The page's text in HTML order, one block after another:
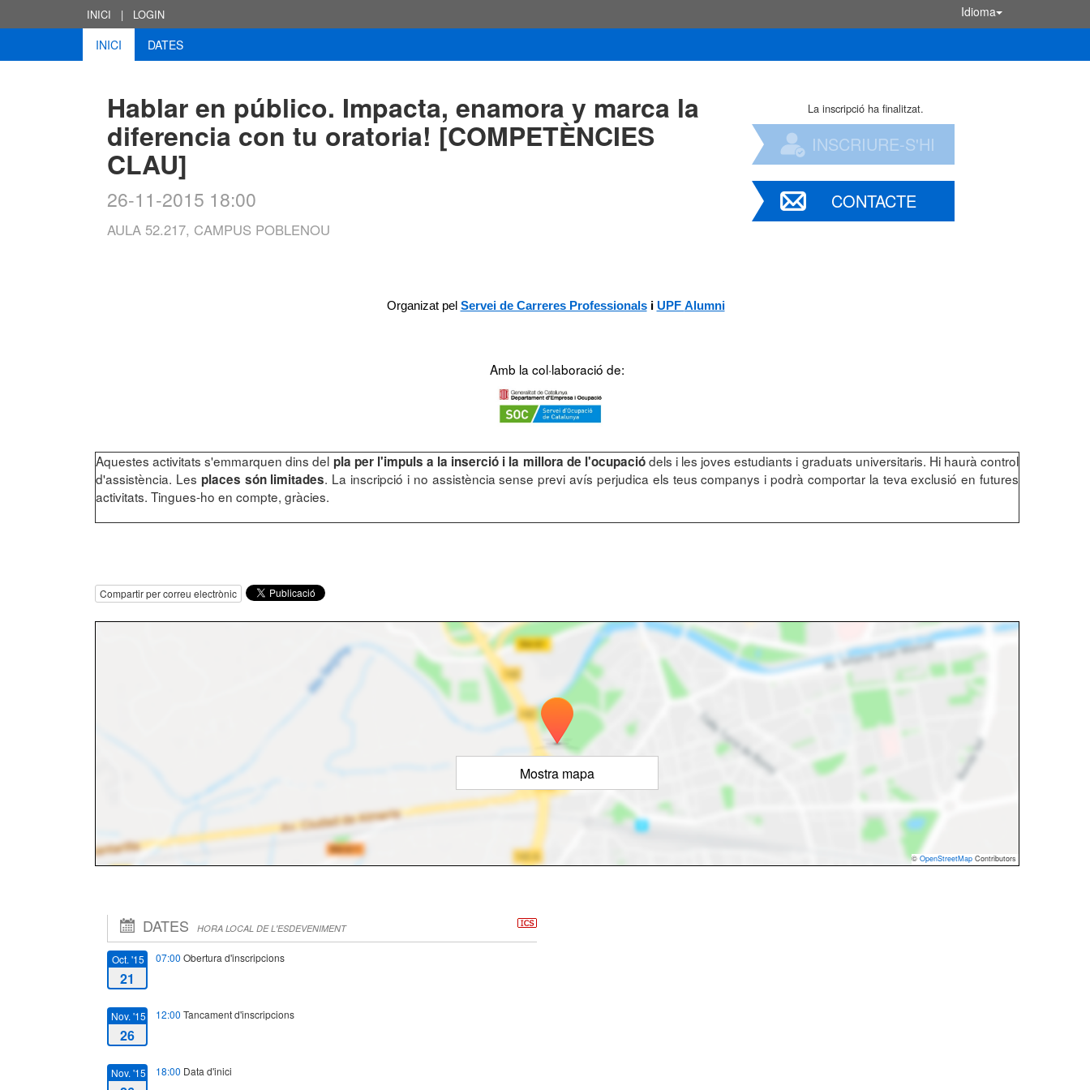
INICI | LOGIN Idioma
INICI DATES
Hablar en público. Impacta, enamora y marca la
diferencia con tu oratoria! [COMPETÈNCIES
CLAU]
26-11-2015 18:00
AULA 52.217, CAMPUS POBLENOU
La inscripció ha finalitzat.
INSCRIURE-S'HI
CONTACTE
Organizat pel Servei de Carreres Professionals i UPF Alumni
Amb la col·laboració de:
Aquestes activitats s'emmarquen dins del pla per l'impuls a la inserció i la millora de l'ocupaciódels i les joves estudiants i graduats universitaris. Hi haurà control
d'assistència. Les places són limitades. La inscripció i no assistència sense previ avís perjudica els teus companys i podrà comportar la teva exclusió en futures
activitats. Tingues-ho en compte, gràcies.
Compartir per correu electrònic
Mostra mapa
© OpenStreetMap Contributors
DATES HORA LOCAL DE L'ESDEVENIMENT
Oct. '15
21
07:00 Obertura d'inscripcions
Nov. '15
26
12:00 Tancament d'inscripcions
Nov. '15 18:00 Data d'inici